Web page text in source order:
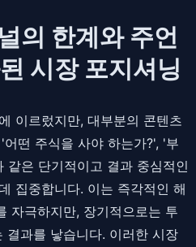
의 한계와 주언
시장 포지셔닝
이르렀지만, 대부분의 콘텐츠
떤 주식을 사야 하는가?', '부
같은 단기적이고 결과 중심적인
집중합니다. 이는 즉각적인 해
자극하지만, 장기적으로는 투
결과를 낳습니다. 이러한 시장